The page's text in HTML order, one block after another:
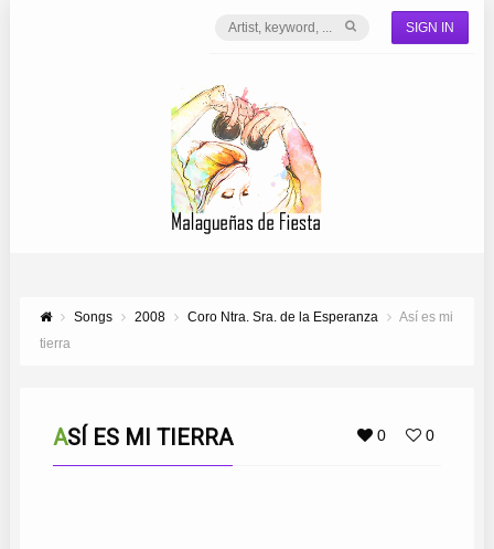
SIGN IN
Songs 2008 Coro Ntra. Sra. de la Esperanza
Así es mi
tierra
0 0
ASÍ ES MI TIERRA